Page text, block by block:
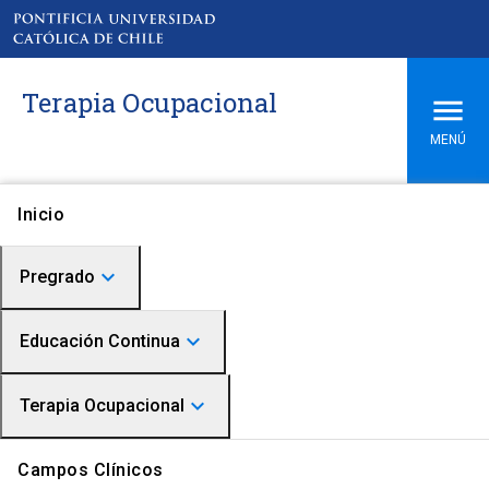
Terapia Ocupacional
MENÚ
Inicio
Pregrado keyboard_arrow_down
Admisión
Malla Curricular y Plan de Estudios
Perfil de Egreso
Educación Continua keyboard_arrow_down
Cursos
Equipo
Terapia Ocupacional keyboard_arrow_down
Terapia Ocupacional
Campos Clínicos
Académicos
Área de Salud Física